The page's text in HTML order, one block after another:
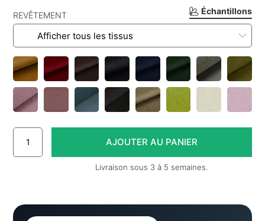
Échantillons
REVÊTEMENT
Livraison sous 3 à 5 semaines.